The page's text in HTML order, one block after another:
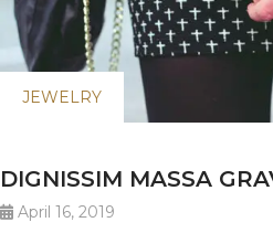
JEWELRY
DIGNISSIM MASSA
April 16, 2019